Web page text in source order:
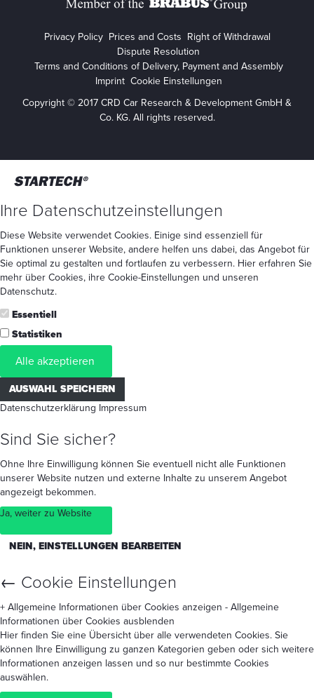
Privacy Policy Prices and Costs Right of Withdrawal
Dispute Resolution
Terms and Conditions of Delivery, Payment and Assembly
Imprint Cookie Einstellungen
Copyright © 2017 CRD Car Research & Development GmbH &
Co. KG. All rights reserved.
Ihre Datenschutzeinstellungen
Diese Website verwendet Cookies. Einige sind essenziell für
Funktionen unserer Website, andere helfen uns dabei, das Angebot für
Sie optimal zu gestalten und fortlaufen zu verbessern. Hier erfahren Sie
mehr über Cookies, ihre Cookie-Einstellungen und unseren
Datenschutz.
Essentiell
Statistiken
Alle akzeptieren
AUSWAHL SPEICHERN
Datenschutzerklärung Impressum
Sind Sie sicher?
Ohne Ihre Einwilligung können Sie eventuell nicht alle Funktionen
unserer Website nutzen und externe Inhalte zu unserem Angebot
angezeigt bekommen.
Ja, weiter zu Website
NEIN, EINSTELLUNGEN BEARBEITEN
← Cookie Einstellungen
+ Allgemeine Informationen über Cookies anzeigen - Allgemeine
Informationen über Cookies ausblenden
Hier finden Sie eine Übersicht über alle verwendeten Cookies. Sie
können Ihre Einwilligung zu ganzen Kategorien geben oder sich weitere
Informationen anzeigen lassen und so nur bestimmte Cookies
auswählen.